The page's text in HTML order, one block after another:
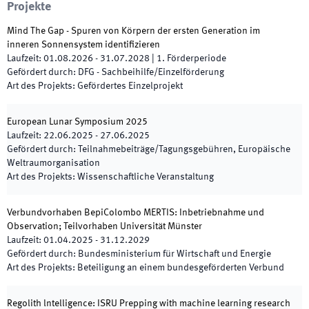
Projekte
Mind The Gap - Spuren von Körpern der ersten Generation im
inneren Sonnensystem identifizieren
Laufzeit: 01.08.2026 - 31.07.2028 1. Förderperiode
Gefördert durch: DFG - Sachbeihilfe/Einzelförderung
Art des Projekts: Gefördertes Einzelprojekt
European Lunar Symposium 2025
Laufzeit: 22.06.2025 - 27.06.2025
Gefördert durch:
Teilnahmebeiträge/Tagungsgebühren, Europäische
Weltraumorganisation
Art des Projekts: Wissenschaftliche Veranstaltung
Verbundvorhaben BepiColombo MERTIS: Inbetriebnahme und
Observation; Teilvorhaben Universität Münster
Laufzeit: 01.04.2025 - 31.12.2029
Gefördert durch: Bundesministerium für Wirtschaft und Energie
Art des Projekts: Beteiligung an einem bundesgeförderten Verbund
Regolith lntelligence: ISRU Prepping with machine learning research